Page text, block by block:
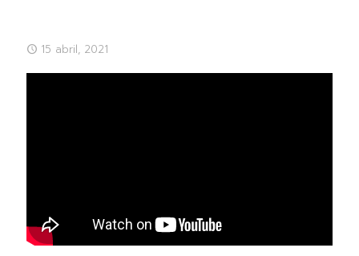
15 abril, 2021